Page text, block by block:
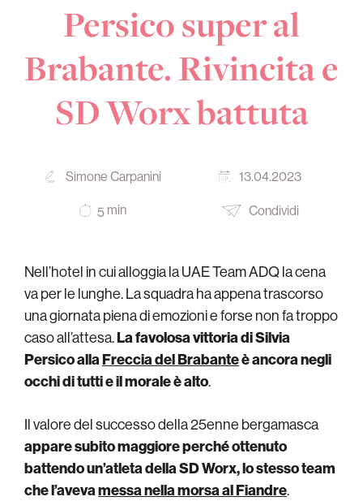
Persico super al
Brabante. Rivincita e
SD Worx battuta
Simone Carpanini 13.04.2023
5 min Condividi
Nell’hotel in cui alloggia la UAE Team ADQ la cena
va per le lunghe. La squadra ha appena trascorso
una giornata piena di emozioni e forse non fa troppo
caso all’attesa.La favolosa vittoria di Silvia
Persico allaFreccia del Brabanteè ancora negli
occhi di tutti e il morale è alto.
Il valore del successo della 25enne bergamasca
appare subito maggiore perché ottenuto
battendo un’atleta della SD Worx, lo stesso team
che l’avevamessa nella morsa al Fiandre.